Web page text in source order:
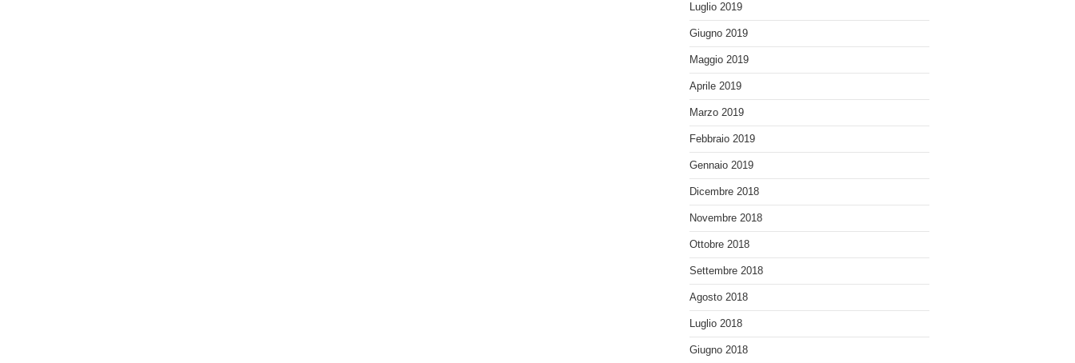
Luglio 2019
Giugno 2019
Maggio 2019
Aprile 2019
Marzo 2019
Febbraio 2019
Gennaio 2019
Dicembre 2018
Novembre 2018
Ottobre 2018
Settembre 2018
Agosto 2018
Luglio 2018
Giugno 2018